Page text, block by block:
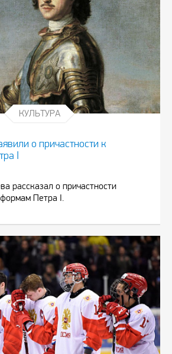
КУЛЬТУРА
о причастности к
I
рассказал о причастности
Петра I.